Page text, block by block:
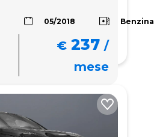
05/2018 Benzina
€ 237 /
mese